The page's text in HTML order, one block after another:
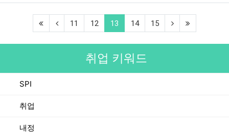
(first)(previous)
11 12 13 (current)
14 15 (next)
취업 키워드
SPI
취업
내정